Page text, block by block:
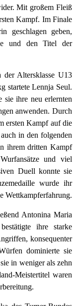
Mit großem Fleiß
Kampf. Im Finale
geschlagen geben,
und den Titel der
der Altersklasse U13
startete Lennja Seul.
sie ihre neu erlernten
anwenden. Durch
ersten Kampf auf die
in den folgenden
ihrem dritten Kampf
und viel
Duell konnte sie
wurde ihr
Wettkampferfahrung.
Antonina Maria
ihre starke
konsequenter
dominierte sie
in weniger als zehn
Meistertitel waren